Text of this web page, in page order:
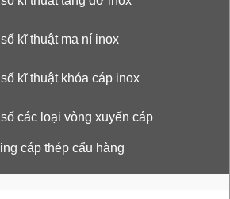
kĩ thuật ma ní inox
kĩ thuật khóa cáp inox
các loại vòng xuyến cáp
cáp thép cẩu hàng